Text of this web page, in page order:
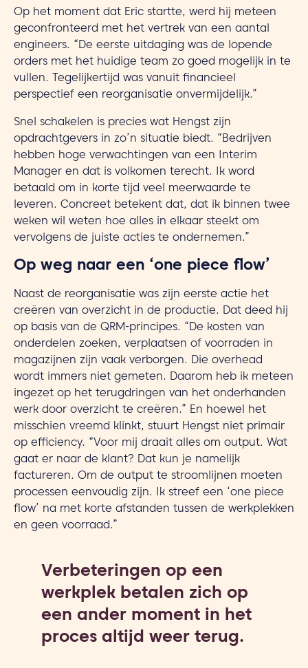
Op het moment dat Eric startte, werd hij meteen
geconfronteerd met het vertrek van een aantal
engineers. “De eerste uitdaging was de lopende
orders met het huidige team zo goed mogelijk in te
vullen. Tegelijkertijd was vanuit financieel
perspectief een reorganisatie onvermijdelijk.”
Snel schakelen is precies wat Hengst zijn
opdrachtgevers in zo’n situatie biedt. “Bedrijven
hebben hoge verwachtingen van een Interim
Manager en dat is volkomen terecht. Ik word
betaald om in korte tijd veel meerwaarde te
leveren. Concreet betekent dat, dat ik binnen twee
weken wil weten hoe alles in elkaar steekt om
vervolgens de juiste acties te ondernemen.”
Op weg naar een ‘one piece flow’
Naast de reorganisatie was zijn eerste actie het
creëren van overzicht in de productie. Dat deed hij
op basis van de QRM-principes. “De kosten van
onderdelen zoeken, verplaatsen of voorraden in
magazijnen zijn vaak verborgen. Die overhead
wordt immers niet gemeten. Daarom heb ik meteen
ingezet op het terugdringen van het onderhanden
werk door overzicht te creëren.” En hoewel het
misschien vreemd klinkt, stuurt Hengst niet primair
op efficiency. “Voor mij draait alles om output. Wat
gaat er naar de klant? Dat kun je namelijk
factureren. Om de output te stroomlijnen moeten
processen eenvoudig zijn. Ik streef een ‘one piece
flow’ na met korte afstanden tussen de werkplekken
en geen voorraad.”
Verbeteringen op een
werkplek betalen zich op
een ander moment in het
proces altijd weer terug.